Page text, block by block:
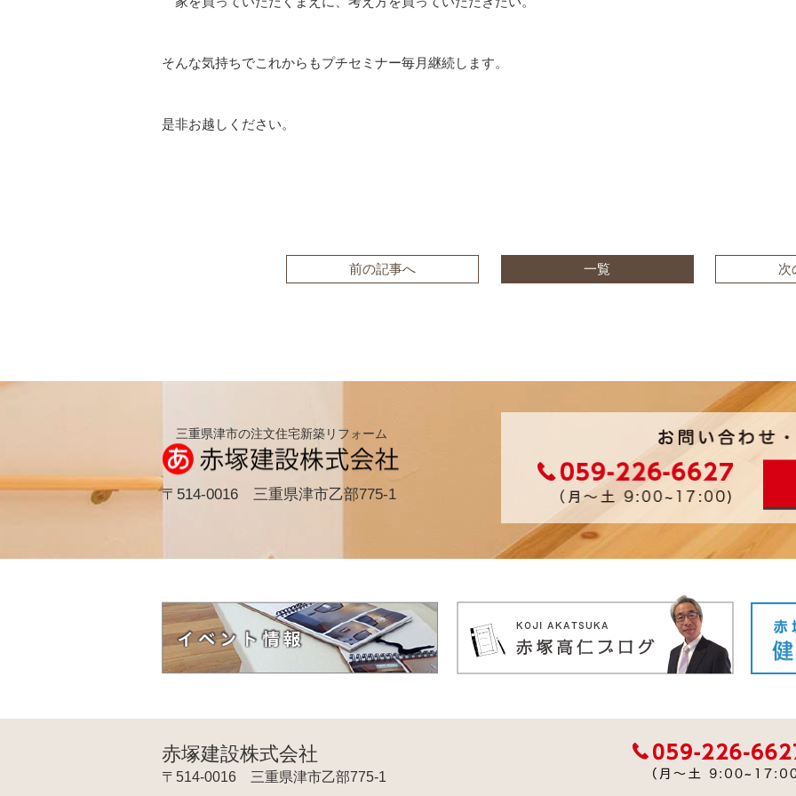
そんな気持ちでこれからもプチセミナー毎月継続します。
是非お越しください。
前の記事へ 一覧 次
三重県津市の注文住宅新築リフォーム
〒514-0016 三重県津市乙部775-1
赤塚建設株式会社
〒514-0016 三重県津市乙部775-1